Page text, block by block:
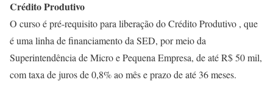
Crédito Produtivo
O curso é pré-requisito para liberação do Crédito Produtivo , que
é uma linha de financiamento da SED, por meio da
Superintendência de Micro e Pequena Empresa, de até R$ 50 mil,
com taxa de juros de 0,8% ao mês e prazo de até 36 meses.